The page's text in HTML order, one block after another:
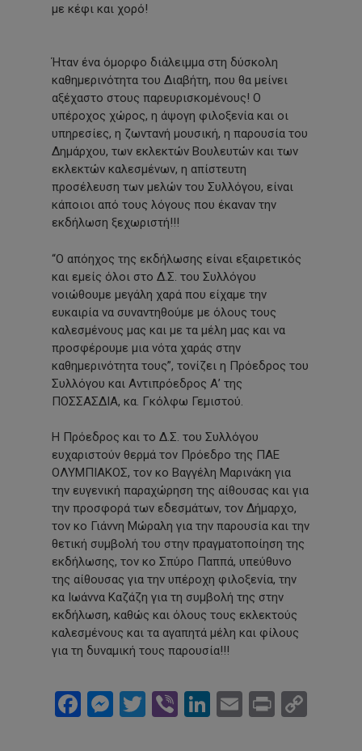
με κέφι και χορό!
Ήταν ένα όμορφο διάλειμμα στη δύσκολη
καθημερινότητα του Διαβήτη, που θα μείνει
αξέχαστο στους παρευρισκομένους! Ο
υπέροχος χώρος, η άψογη φιλοξενία και οι
υπηρεσίες, η ζωντανή μουσική, η παρουσία του
Δημάρχου, των εκλεκτών Βουλευτών και των
εκλεκτών καλεσμένων, η απίστευτη
προσέλευση των μελών του Συλλόγου, είναι
κάποιοι από τους λόγους που έκαναν την
εκδήλωση ξεχωριστή!!!
“Ο απόηχος της εκδήλωσης είναι εξαιρετικός
και εμείς όλοι στο Δ.Σ. του Συλλόγου
νοιώθουμε μεγάλη χαρά που είχαμε την
ευκαιρία να συναντηθούμε με όλους τους
καλεσμένους μας και με τα μέλη μας και να
προσφέρουμε μια νότα χαράς στην
καθημερινότητα τους”, τονίζει η Πρόεδρος του
Συλλόγου και Αντιπρόεδρος Α’ της
ΠΟΣΣΑΣΔΙΑ, κα. Γκόλφω Γεμιστού.
Η Πρόεδρος και το Δ.Σ. του Συλλόγου
ευχαριστούν θερμά τον Πρόεδρο της ΠΑΕ
ΟΛΥΜΠΙΑΚΟΣ, τον κο Βαγγέλη Μαρινάκη για
την ευγενική παραχώρηση της αίθουσας και για
την προσφορά των εδεσμάτων, τον Δήμαρχο,
τον κο Γιάννη Μώραλη για την παρουσία και την
θετική συμβολή του στην πραγματοποίηση της
εκδήλωσης, τον κο Σπύρο Παππά, υπεύθυνο
της αίθουσας για την υπέροχη φιλοξενία, την
κα Ιωάννα Καζάζη για τη συμβολή της στην
εκδήλωση, καθώς και όλους τους εκλεκτούς
καλεσμένους και τα αγαπητά μέλη και φίλους
για τη δυναμική τους παρουσία!!!
Facebook
Messenger
Twitter
ViberLinkedIn
Email
Print